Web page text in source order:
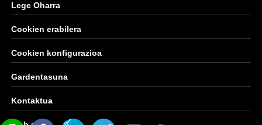
Lege Oharra
Cookien erabilera
Cookien konfigurazioa
Gardentasuna
Kontaktua